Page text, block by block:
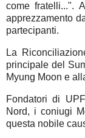
come fratelli...".
apprezzamento
partecipanti.
La
principale del
Myung Moon e
Fondatori di
Nord, i coniugi
questa nobile